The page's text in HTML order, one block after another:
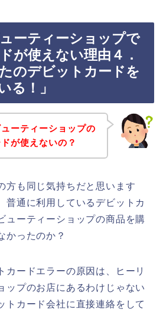
ーティーショップで
が使えない理由４．
のデビットカードを
る！」
ーティーショップの
が使えないの？
方も同じ気持ちだと思います
普通に利用しているデビットカ
ューティーショップの商品を購
かったのか？
カードエラーの原因は、ヒーリ
ップのお店にあるわけじゃない
トカード会社に直接連絡をして